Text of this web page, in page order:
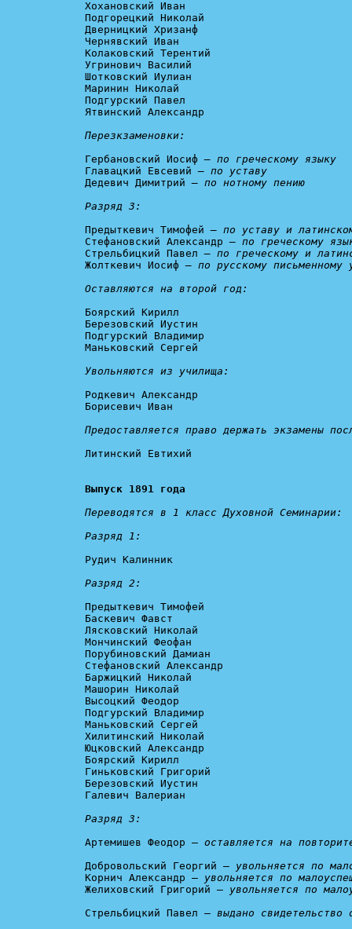
Хохановский Иван
Подгорецкий Николай
Дверницкий Хризанф
Чернявский Иван
Колаковский Терентий
Угринович Василий
Шотковский Иулиан
Маринин Николай
Подгурский Павел
Ятвинский Александр
Перезкзаменовки:
Гербановский Иосиф — по греческому языку
Главацкий Евсевий — по уставу
Дедевич Димитрий — по нотному пению
Разряд 3:
Предыткевич Тимофей — по уставу и
Стефановский Александр — по греческому
Стрельбицкий Павел — по греческому и
Жолткевич Иосиф — по русскому письменному
Оставляются на второй год:
Боярский Кирилл
Березовский Иустин
Подгурский Владимир
Маньковский Сергей
Увольняются из училища:
Родкевич Александр
Борисевич Иван
Предоставляется право держать экзамены
Литинский Евтихий
Выпуск 1891 года
Переводятся в 1 класс Духовной Семинарии:
Разряд 1:
Рудич Калинник
Разряд 2:
Предыткевич Тимофей
Баскевич Фавст
Лясковский Николай
Мончинский Феофан
Порубиновский Дамиан
Стефановский Александр
Баржицкий Николай
Машорин Николай
Высоцкий Феодор
Подгурский Владимир
Маньковский Сергей
Хилитинский Николай
Юцковский Александр
Боярский Кирилл
Гиньковский Григорий
Березовский Иустин
Галевич Валериан
Разряд 3:
Артемишев Феодор — оставляется на
Добровольский Георгий — увольняется по
Корнич Александр — увольняется по
Желиховский Григорий — увольняется по
Стрельбицкий Павел — выдано